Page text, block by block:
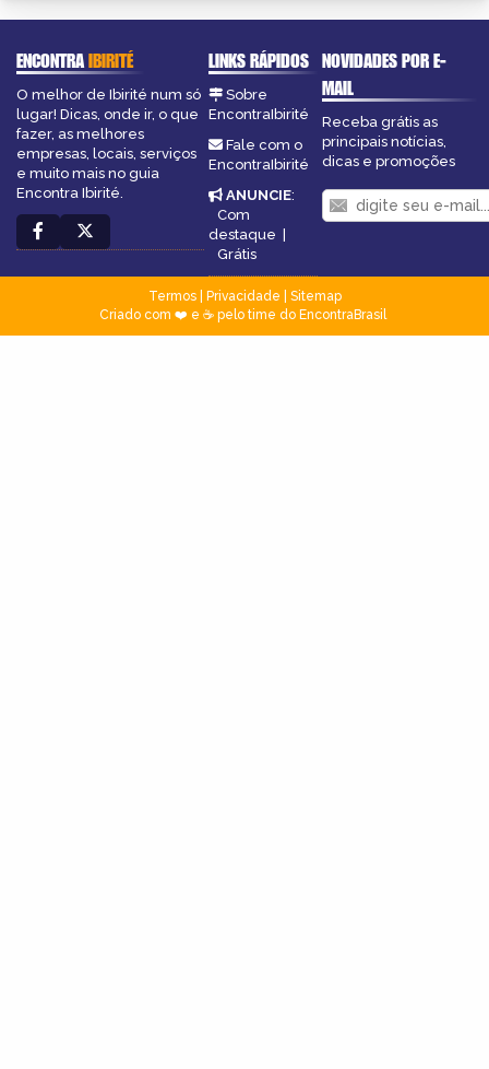
ENCONTRAIBIRITÉ
O melhor de Ibirité num só
lugar! Dicas, onde ir, o que
fazer, as melhores
empresas, locais, serviços
e muito mais no guia
Encontra Ibirité.
LINKS RÁPIDOS
Sobre
EncontraIbirité
Fale com o
EncontraIbirité
ANUNCIE:
Com
destaque |
Grátis
NOVIDADES POR E-
MAIL
Receba grátis as
principais notícias,
dicas e promoções
Termos| Privacidade
Sitemap
Criado com ❤️ e ☕ pelo time do EncontraBrasil